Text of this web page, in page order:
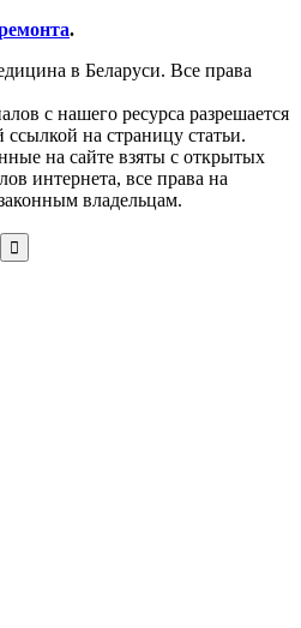
.
в Беларуси. Все права
с нашего ресурса разрешается
ссылкой на страницу статьи.
на сайте взяты с открытых
интернета, все права на
владельцам.